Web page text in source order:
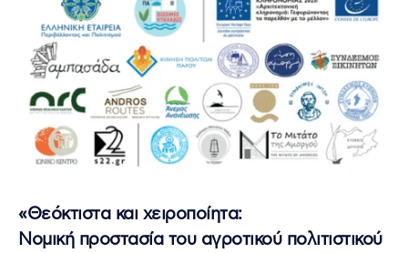
«Θεόκτιστα και χειροποίητα:
Νομική προστασία του αγροτικού πολιτιστικού